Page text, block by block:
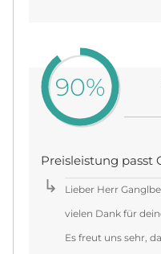
90%
Preisleistung passt
Lieber Herr
vielen Dank für
Es freut uns sehr,